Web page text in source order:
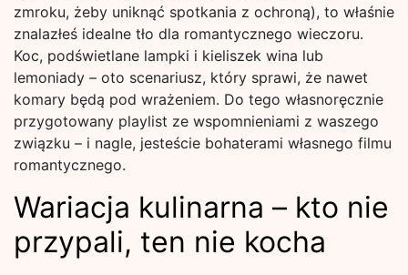
zmroku, żeby uniknąć spotkania z ochroną), to właśnie
znalazłeś idealne tło dla romantycznego wieczoru.
Koc, podświetlane lampki i kieliszek wina lub
lemoniady – oto scenariusz, który sprawi, że nawet
komary będą pod wrażeniem. Do tego własnoręcznie
przygotowany playlist ze wspomnieniami z waszego
związku – i nagle, jesteście bohaterami własnego filmu
romantycznego.
Wariacja kulinarna – kto nie
przypali, ten nie kocha